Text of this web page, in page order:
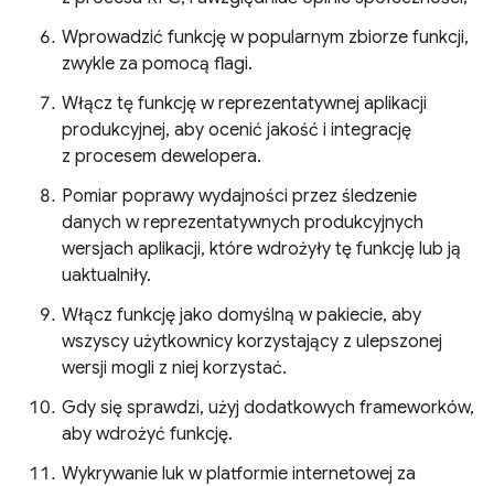
Wprowadzić funkcję w popularnym zbiorze funkcji,
zwykle za pomocą flagi.
Włącz tę funkcję w reprezentatywnej aplikacji
produkcyjnej, aby ocenić jakość i integrację
z procesem dewelopera.
Pomiar poprawy wydajności przez śledzenie
danych w reprezentatywnych produkcyjnych
wersjach aplikacji, które wdrożyły tę funkcję lub ją
uaktualniły.
Włącz funkcję jako domyślną w pakiecie, aby
wszyscy użytkownicy korzystający z ulepszonej
wersji mogli z niej korzystać.
Gdy się sprawdzi, użyj dodatkowych frameworków,
aby wdrożyć funkcję.
Wykrywanie luk w platformie internetowej za